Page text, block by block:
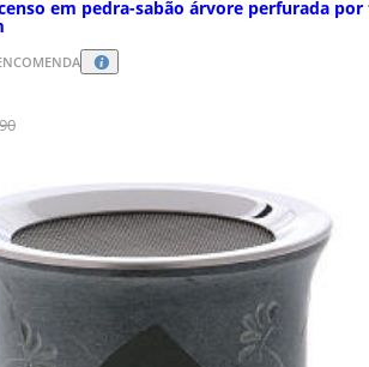
em pedra-sabão árvore perfurada por